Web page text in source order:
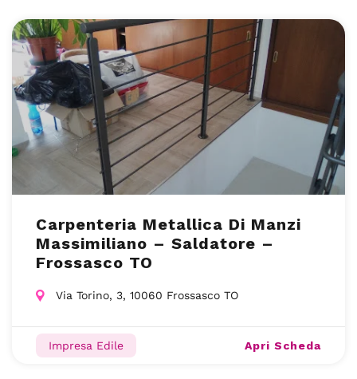
Carpenteria Metallica Di Manzi
Massimiliano – Saldatore –
Frossasco TO
Via Torino, 3, 10060 Frossasco TO
Impresa Edile Apri Scheda